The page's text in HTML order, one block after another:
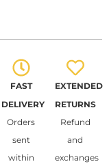
FAST
DELIVERY
Orders
sent
within
EXTENDED
RETURNS
Refund
and
exchanges